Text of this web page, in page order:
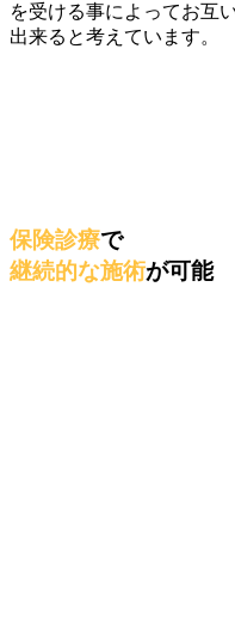
を受ける事によってお互
出来ると考えています。
保険診療で
継続的な施術が可能